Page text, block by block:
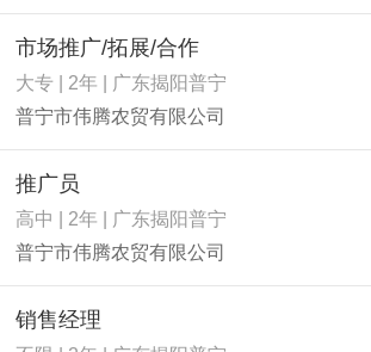
市场推广/拓展/合作
大专 | 2年 | 广东揭阳普宁
普宁市伟腾农贸有限公司
推广员
高中 | 2年 | 广东揭阳普宁
普宁市伟腾农贸有限公司
销售经理